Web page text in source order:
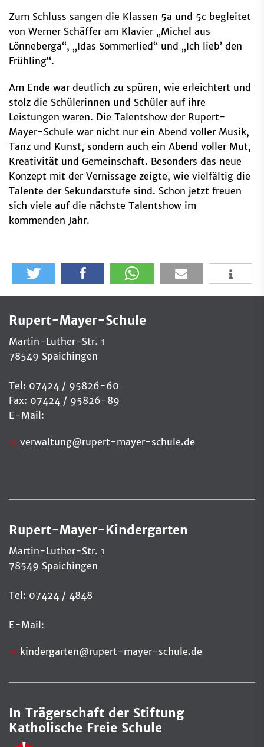
Zum Schluss sangen die Klassen 5a und 5c begleitet
von Werner Schäffer am Klavier „Michel aus
Lönneberga“, „Idas Sommerlied“ und „Ich lieb’ den
Frühling“.
Am Ende war deutlich zu spüren, wie erleichtert und
stolz die Schülerinnen und Schüler auf ihre
Leistungen waren. Die Talentshow der Rupert-
Mayer-Schule war nicht nur ein Abend voller Musik,
Tanz und Kunst, sondern auch ein Abend voller Mut,
Kreativität und Gemeinschaft. Besonders das neue
Konzept mit der Vernissage zeigte, wie vielfältig die
Talente der Sekundarstufe sind. Schon jetzt freuen
sich viele auf die nächste Talentshow im
kommenden Jahr.
Rupert-Mayer-Schule
Martin-Luther-Str. 1
78549 Spaichingen
Tel: 07424 / 95826-60
Fax: 07424 / 95826-89
E-Mail:
verwaltung@rupert-mayer-schule.de
Rupert-Mayer-Kindergarten
Martin-Luther-Str. 1
78549 Spaichingen
Tel: 07424 / 4848
E-Mail:
kindergarten@rupert-mayer-schule.de
In Trägerschaft der Stiftung
Katholische Freie Schule